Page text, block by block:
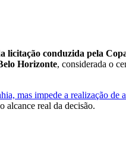
conduzida pela
Horizonte, considerada o
mas impede a realização de
alcance real da decisão.